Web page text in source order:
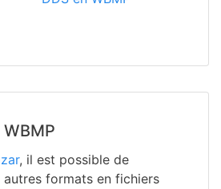
, il est possible de
formats en fichiers